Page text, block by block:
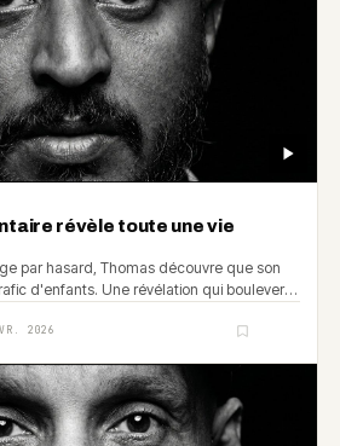
révèle toute une vie
par hasard, Thomas découvre que son
d'enfants. Une révélation qui bouleverse
2026